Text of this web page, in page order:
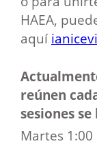
HAEA,
aquí
reúnen
sesiones
Martes 1:00